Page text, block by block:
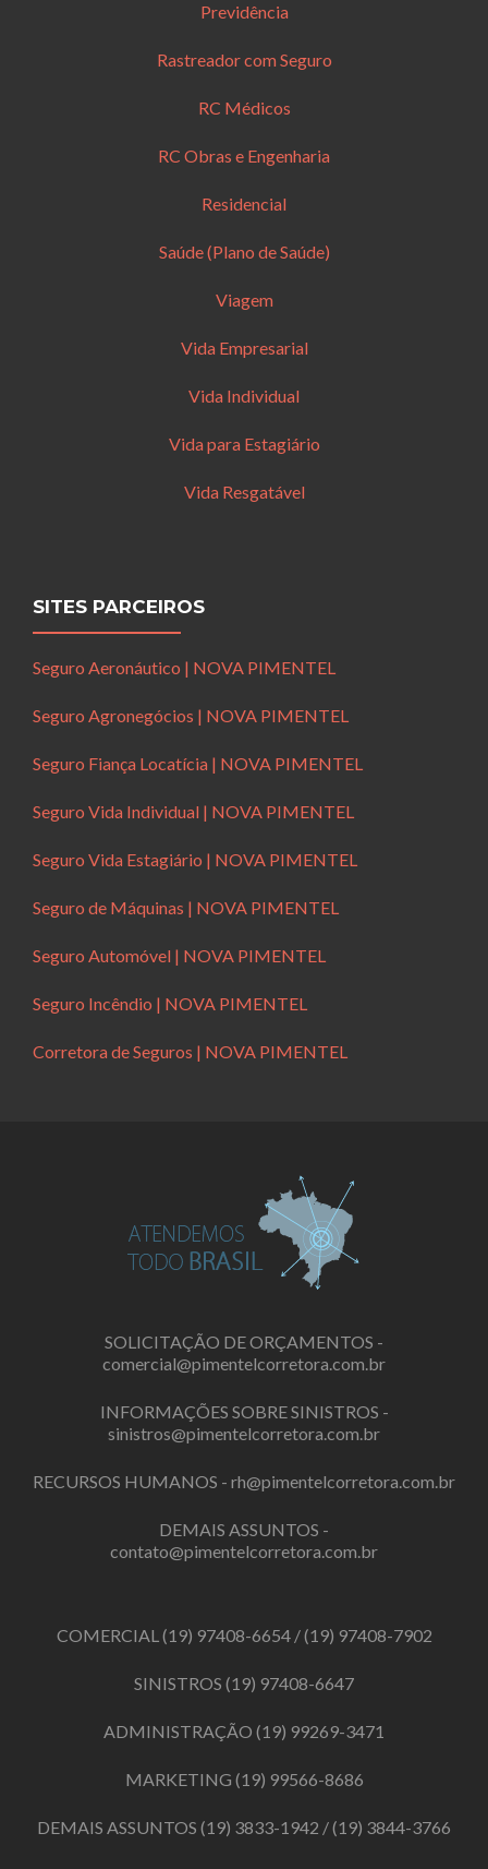
Previdência
Rastreador com Seguro
RC Médicos
RC Obras e Engenharia
Residencial
Saúde (Plano de Saúde)
Viagem
Vida Empresarial
Vida Individual
Vida para Estagiário
Vida Resgatável
SITES PARCEIROS
Seguro Aeronáutico | NOVA PIMENTEL
Seguro Agronegócios | NOVA PIMENTEL
Seguro Fiança Locatícia | NOVA PIMENTEL
Seguro Vida Individual | NOVA PIMENTEL
Seguro Vida Estagiário | NOVA PIMENTEL
Seguro de Máquinas | NOVA PIMENTEL
Seguro Automóvel | NOVA PIMENTEL
Seguro Incêndio | NOVA PIMENTEL
Corretora de Seguros | NOVA PIMENTEL
SOLICITAÇÃO DE ORÇAMENTOS -
comercial@pimentelcorretora.com.br
INFORMAÇÕES SOBRE SINISTROS -
sinistros@pimentelcorretora.com.br
RECURSOS HUMANOS - rh@pimentelcorretora.com.br
DEMAIS ASSUNTOS -
contato@pimentelcorretora.com.br
COMERCIAL(19) 97408-6654/(19) 97408-7902
SINISTROS (19) 97408-6647
ADMINISTRAÇÃO (19) 99269-3471
MARKETING (19) 99566-8686
DEMAIS ASSUNTOS (19) 3833-1942 /(19) 3844-3766